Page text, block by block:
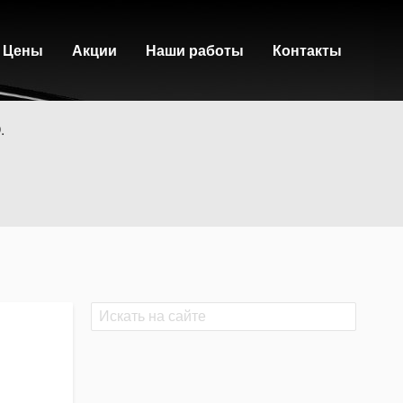
Цены Акции Наши работы Контакты
Поиск
Поиск